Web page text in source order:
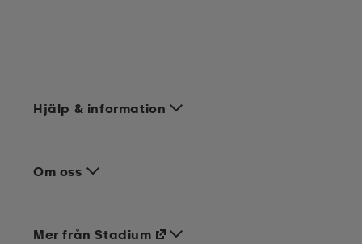
Hjälp & information
Om oss
Mer från Stadium